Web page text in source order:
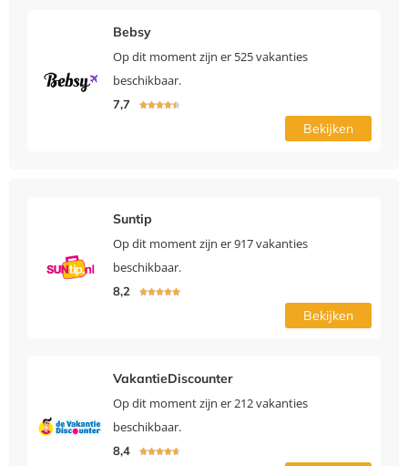
Bebsy
Op dit moment zijn er 525 vakanties
beschikbaar.
7,7 
Bekijken
Suntip
Op dit moment zijn er 917 vakanties
beschikbaar.
8,2 
Bekijken
VakantieDiscounter
Op dit moment zijn er 212 vakanties
beschikbaar.
8,4 